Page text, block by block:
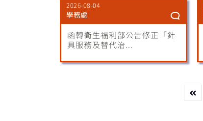
2026-08-04
學務處
函轉衛生福利部公告修正「針
具服務及替代治...